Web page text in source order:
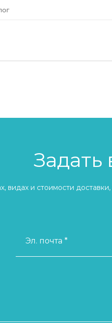
Задать
видах и стоимости
Эл. почта *